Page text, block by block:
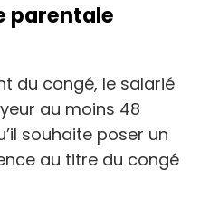
parentale
du congé, le salarié
au moins 48
souhaite poser un
au titre du congé